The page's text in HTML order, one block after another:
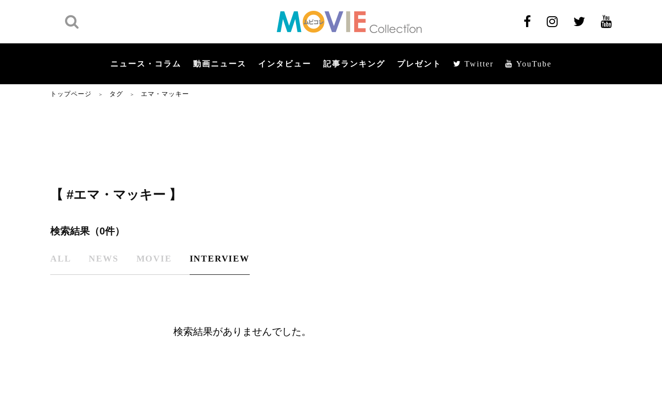
ニュース・コラム 動画ニュース インタビュー 記事ランキング プレゼント Twitter YouTube
トップページ ＞ タグ ＞ エマ・マッキー
【 #エマ・マッキー 】
検索結果（0件）
ALL NEWS MOVIE INTERVIEW
検索結果がありませんでした。